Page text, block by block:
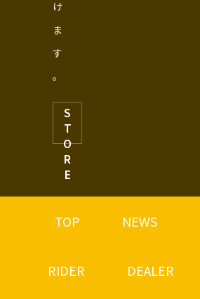
け
ま
す
。
S
T
O
R
E
TOP NEWS
RIDER DEALER